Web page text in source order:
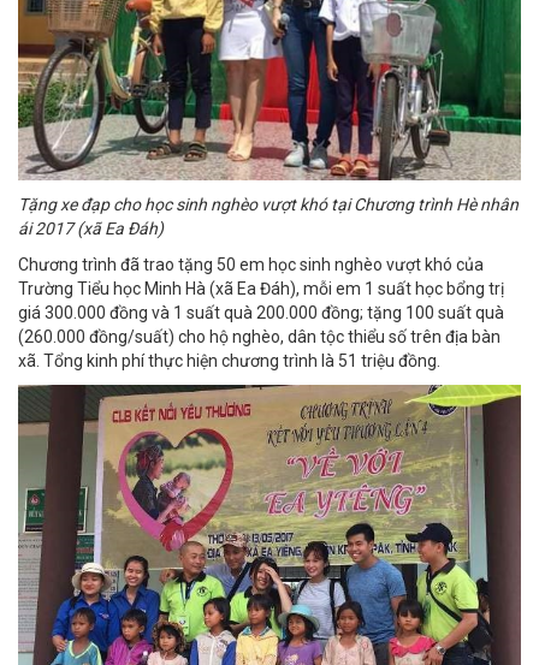
Tặng xe đạp cho học sinh nghèo vượt khó tại Chương trình Hè nhân
ái 2017 (xã Ea Đáh)
Chương trình đã trao tặng 50 em học sinh nghèo vượt khó của
Trường Tiểu học Minh Hà (xã Ea Đáh), mỗi em 1 suất học bổng trị
giá 300.000 đồng và 1 suất quà 200.000 đồng; tặng 100 suất quà
(260.000 đồng/suất) cho hộ nghèo, dân tộc thiểu số trên địa bàn
xã. Tổng kinh phí thực hiện chương trình là 51 triệu đồng.